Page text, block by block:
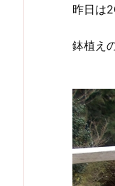
昨日は
鉢植え